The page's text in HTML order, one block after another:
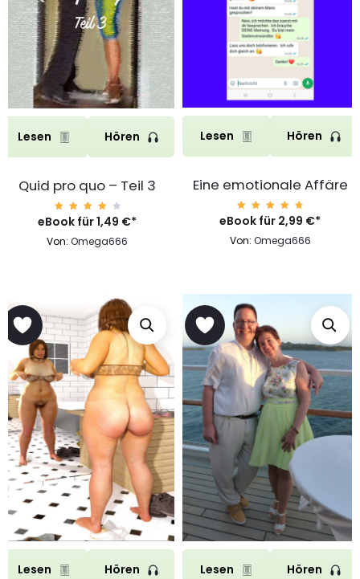
Lesen Hören
Quid pro quo – Teil 3
Bewer
tet
4.19
von 5
eBook für1,49 €*
Von:Omega666
Lesen Hören
Eine emotionale Affäre
Bewert
et mit
von 5
eBook für 2,99 €*
Von: Omega666
Lesen Hören Lesen Hören